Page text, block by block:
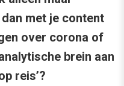
met je content
over corona of
brein aan
reis’?